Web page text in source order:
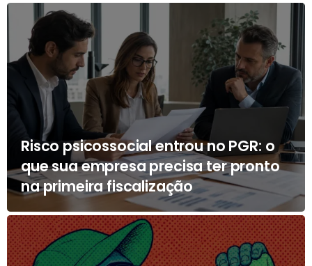
Risco psicossocial entrou no PGR: o
que sua empresa precisa ter pronto
na primeira fiscalização